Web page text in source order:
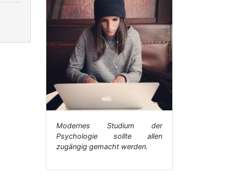
Modernes Studium der
Psychologie sollte allen
zugängig gemacht werden.